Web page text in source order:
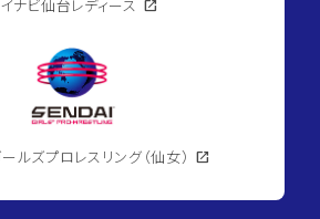
ナビ仙台レディース open_in_new
ルズプロレスリング（仙女） open_in_new